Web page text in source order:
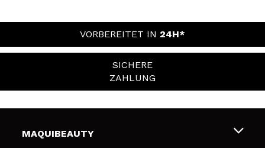
VORBEREITET IN 24H*
SICHERE
ZAHLUNG
MAQUIBEAUTY